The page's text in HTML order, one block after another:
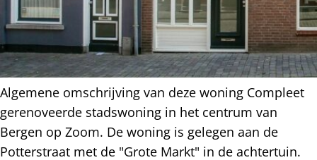
Algemene omschrijving van deze woning Compleet
gerenoveerde stadswoning in het centrum van
Bergen op Zoom. De woning is gelegen aan de
Potterstraat met de "Grote Markt" in de achtertuin.